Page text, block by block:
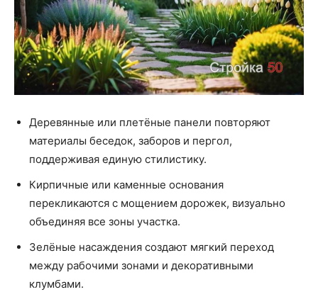
Деревянные или плетёные панели повторяют
материалы беседок, заборов и пергол,
поддерживая единую стилистику.
Кирпичные или каменные основания
перекликаются с мощением дорожек, визуально
объединяя все зоны участка.
Зелёные насаждения создают мягкий переход
между рабочими зонами и декоративными
клумбами.